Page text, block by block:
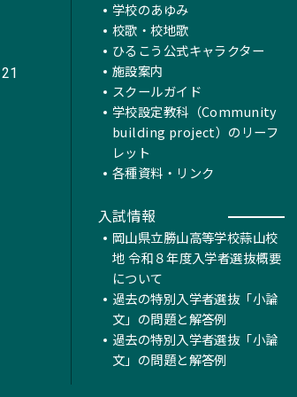
学校のあゆみ
校歌・校地歌
ひるこう公式キャラクター
施設案内
スクールガイド
学校設定教科（Community
building project）のリーフ
レット
各種資料・リンク
入試情報
岡山県立勝山高等学校蒜山校
地 令和８年度入学者選抜概要
について
過去の特別入学者選抜「小論
文」の問題と解答例
過去の特別入学者選抜「小論
文」の問題と解答例